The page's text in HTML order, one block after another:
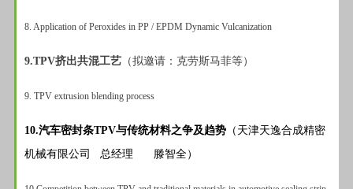
8. Application of Peroxides in PP / EPDM Dynamic Vulcanization
9.TPV挤出共混工艺 （拟邀请：克劳斯马菲等）
9. TPV extrusion blending process
10.汽车密封条TPV与传统材料之争及趋势 （ 天津天逸合成精密
机械有限公司
总经理 滕智全）